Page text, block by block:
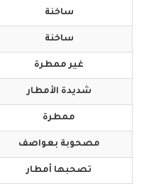
ساخنة
ساخنة
غير ممطرة
شديدة الأمطار
ممطرة
مصحوبة بعواصف
تصحبها أمطار